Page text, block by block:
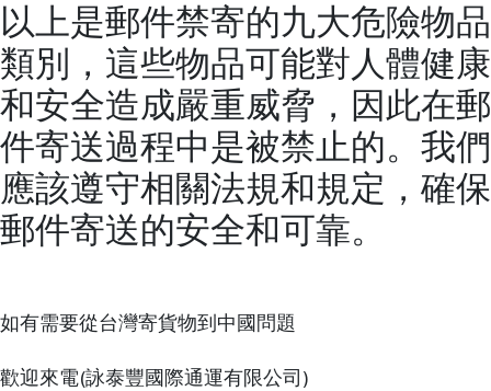
以上是郵件禁寄的九大危險物品
類別，這些物品可能對人體健康
和安全造成嚴重威脅，因此在郵
件寄送過程中是被禁止的。我們
應該遵守相關法規和規定，確保
郵件寄送的安全和可靠。
如有需要從台灣寄貨物到中國問題
歡迎來電(詠泰豐國際通運有限公司)